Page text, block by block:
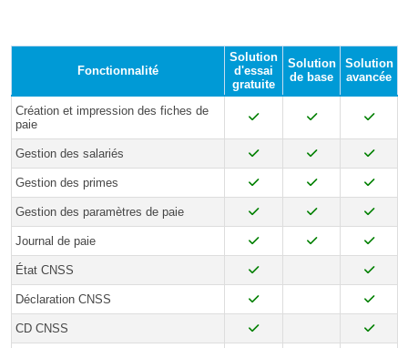
Fonctionnalité
Solution
d'essai
gratuite
Solution
de base
Solution
avancée
Création et impression des fiches de
paie
Gestion des salariés
Gestion des primes
Gestion des paramètres de paie
Journal de paie
État CNSS
Déclaration CNSS
CD CNSS